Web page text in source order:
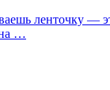
ленточку —
…